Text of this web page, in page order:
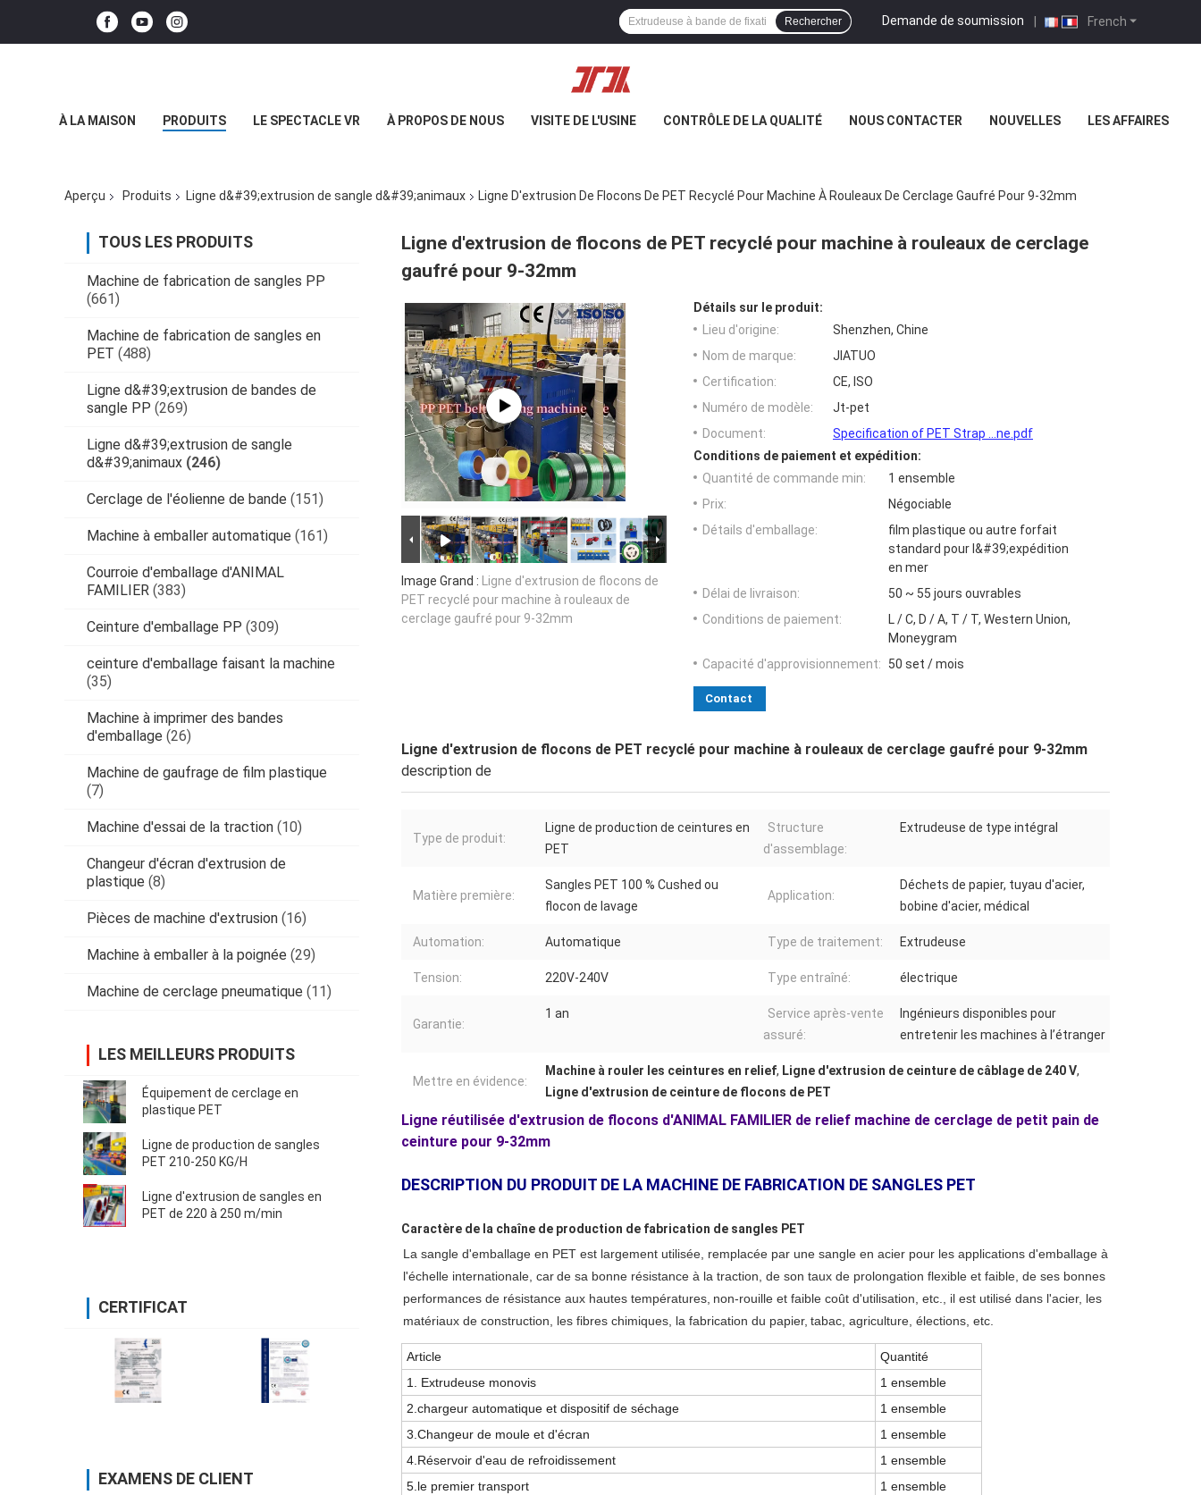
French
Demande de soumission |
Rechercher
À LA MAISON PRODUITS LE SPECTACLE VR À PROPOS DE NOUS VISITE DE L'USINE CONTRÔLE DE LA QUALITÉ NOUS CONTACTER NOUVELLES LES AFFAIRES
Aperçu Produits Ligne d&#39;extrusion de sangle d&#39;animaux Ligne D'extrusion De Flocons De PET Recyclé Pour Machine À Rouleaux De Cerclage Gaufré Pour 9-32mm
TOUS LES PRODUITS
Machine de fabrication de sangles PP
(661)
Machine de fabrication de sangles en
PET (488)
Ligne d&#39;extrusion de bandes de
sangle PP (269)
Ligne d&#39;extrusion de sangle
d&#39;animaux (246)
Cerclage de l'éolienne de bande (151)
Machine à emballer automatique (161)
Courroie d'emballage d'ANIMAL
FAMILIER (383)
Ceinture d'emballage PP (309)
ceinture d'emballage faisant la machine
(35)
Machine à imprimer des bandes
d'emballage (26)
Machine de gaufrage de film plastique
(7)
Machine d'essai de la traction (10)
Changeur d'écran d'extrusion de
plastique (8)
Pièces de machine d'extrusion (16)
Machine à emballer à la poignée (29)
Machine de cerclage pneumatique (11)
LES MEILLEURS PRODUITS
Équipement de cerclage en
plastique PET
Ligne de production de sangles
PET 210-250 KG/H
Ligne d'extrusion de sangles en
PET de 220 à 250 m/min
CERTIFICAT
EXAMENS DE CLIENT
Ligne d'extrusion de flocons de PET recyclé pour machine à rouleaux de cerclage
gaufré pour 9-32mm
Image Grand : Ligne d'extrusion de flocons de
PET recyclé pour machine à rouleaux de
cerclage gaufré pour 9-32mm
Détails sur le produit:
Lieu d'origine:
Shenzhen, Chine
Nom de marque:
JIATUO
Certification:
CE, ISO
Numéro de modèle:
Jt-pet
Document:
Specification of PET Strap ...ne.pdf
Conditions de paiement et expédition:
Quantité de commande min:
1 ensemble
Prix:
Négociable
Détails d'emballage:
film plastique ou autre forfait
standard pour l&#39;expédition
en mer
Délai de livraison:
50 ~ 55 jours ouvrables
Conditions de paiement:
L / C, D / A, T / T, Western Union,
Moneygram
Capacité d'approvisionnement:
50 set / mois
Contact
Ligne d'extrusion de flocons de PET recyclé pour machine à rouleaux de cerclage gaufré pour 9-32mm
description de
Type de produit:
Ligne de production de ceintures en
PET
Structure
d'assemblage:
Extrudeuse de type intégral
Matière première:
Sangles PET 100 % Cushed ou
flocon de lavage
Application:
Déchets de papier, tuyau d'acier,
bobine d'acier, médical
Automation: Automatique Type de traitement: Extrudeuse
Tension: 220V-240V Type entraîné: électrique
Garantie:
1 an
Service après-vente
assuré:
Ingénieurs disponibles pour
entretenir les machines à l’étranger
Mettre en évidence:
Machine à rouler les ceintures en relief, Ligne d'extrusion de ceinture de câblage de 240 V,
Ligne d'extrusion de ceinture de flocons de PET
Ligne réutilisée d'extrusion de flocons d'ANIMAL FAMILIER de relief machine de cerclage de petit pain de
ceinture pour 9-32mm
DESCRIPTION DU PRODUIT DE LA MACHINE DE FABRICATION DE SANGLES PET
Caractère de la chaîne de production de fabrication de sangles PET
La sangle d'emballage en PET est largement utilisée, remplacée par une sangle en acier pour les applications d'emballage à
l'échelle internationale, carde sa bonne résistance à la traction, de son taux de prolongation flexible et faible, de ses bonnes
performances de résistance aux hautes températures, non-rouille et faible coût d'utilisation, etc., il est utilisé dans l'acier, les
matériaux de construction, les fibres chimiques, la fabrication du papier, tabac, agriculture, élections, etc.
Article
Quantité
1. Extrudeuse monovis
1 ensemble
2.chargeur automatique et dispositif de séchage
1 ensemble
3.Changeur de moule et d'écran
1 ensemble
4.Réservoir d'eau de refroidissement
1 ensemble
5.le premier transport
1 ensemble